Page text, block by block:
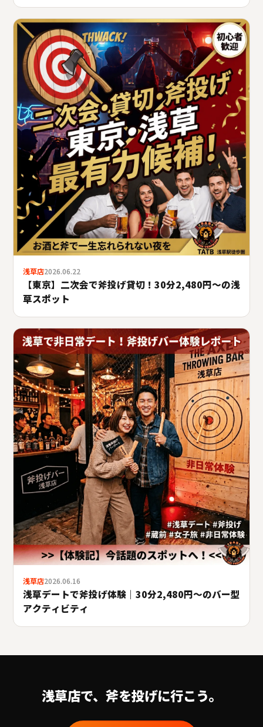
浅草店2026.06.22
【東京】二次会で斧投げ貸切！30分2,480円〜の浅
草スポット
浅草店2026.06.16
浅草デートで斧投げ体験｜30分2,480円〜のバー型
アクティビティ
浅草店で、斧を投げに行こう。